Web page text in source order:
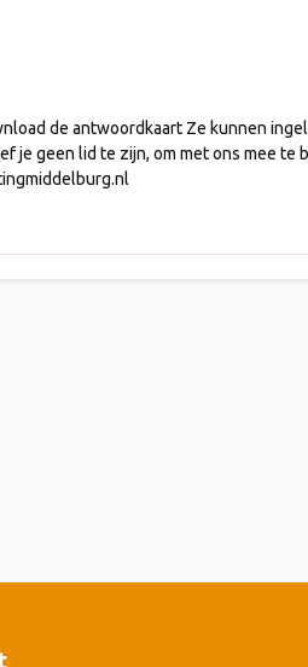
de antwoordkaart Ze kunnen
je geen lid te zijn, om met ons mee te